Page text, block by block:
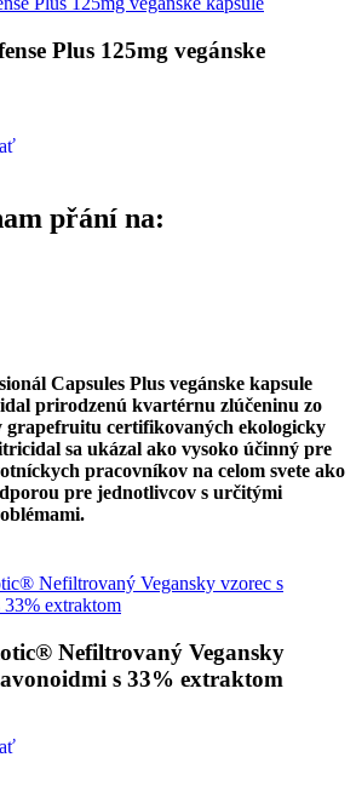
Plus 125mg vegánske
přání na:
Capsules Plus vegánske kapsule
prirodzenú kvartérnu zlúčeninu zo
grapefruitu certifikovaných ekologicky
sa ukázal ako vysoko účinný pre
pracovníkov na celom svete ako
pre jednotlivcov s určitými
Nefiltrovaný Vegansky
s 33% extraktom